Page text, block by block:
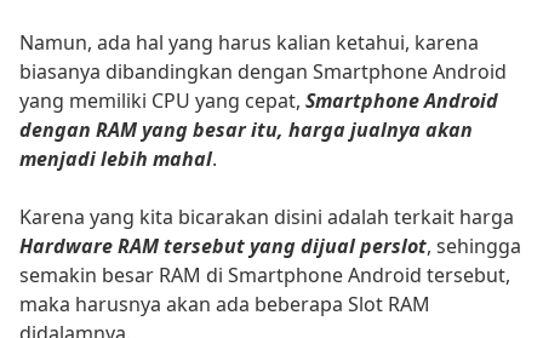
Namun, ada hal yang harus kalian ketahui, karena
biasanya dibandingkan dengan Smartphone Android
yang memiliki CPU yang cepat, Smartphone Android
dengan RAM yang besar itu, harga jualnya akan
menjadi lebih mahal.
Karena yang kita bicarakan disini adalah terkait harga
Hardware RAM tersebut yang dijual perslot, sehingga
semakin besar RAM di Smartphone Android tersebut,
maka harusnya akan ada beberapa Slot RAM